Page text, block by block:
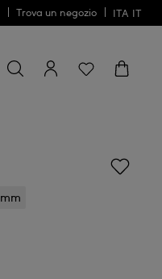
Trova un negozio ITA